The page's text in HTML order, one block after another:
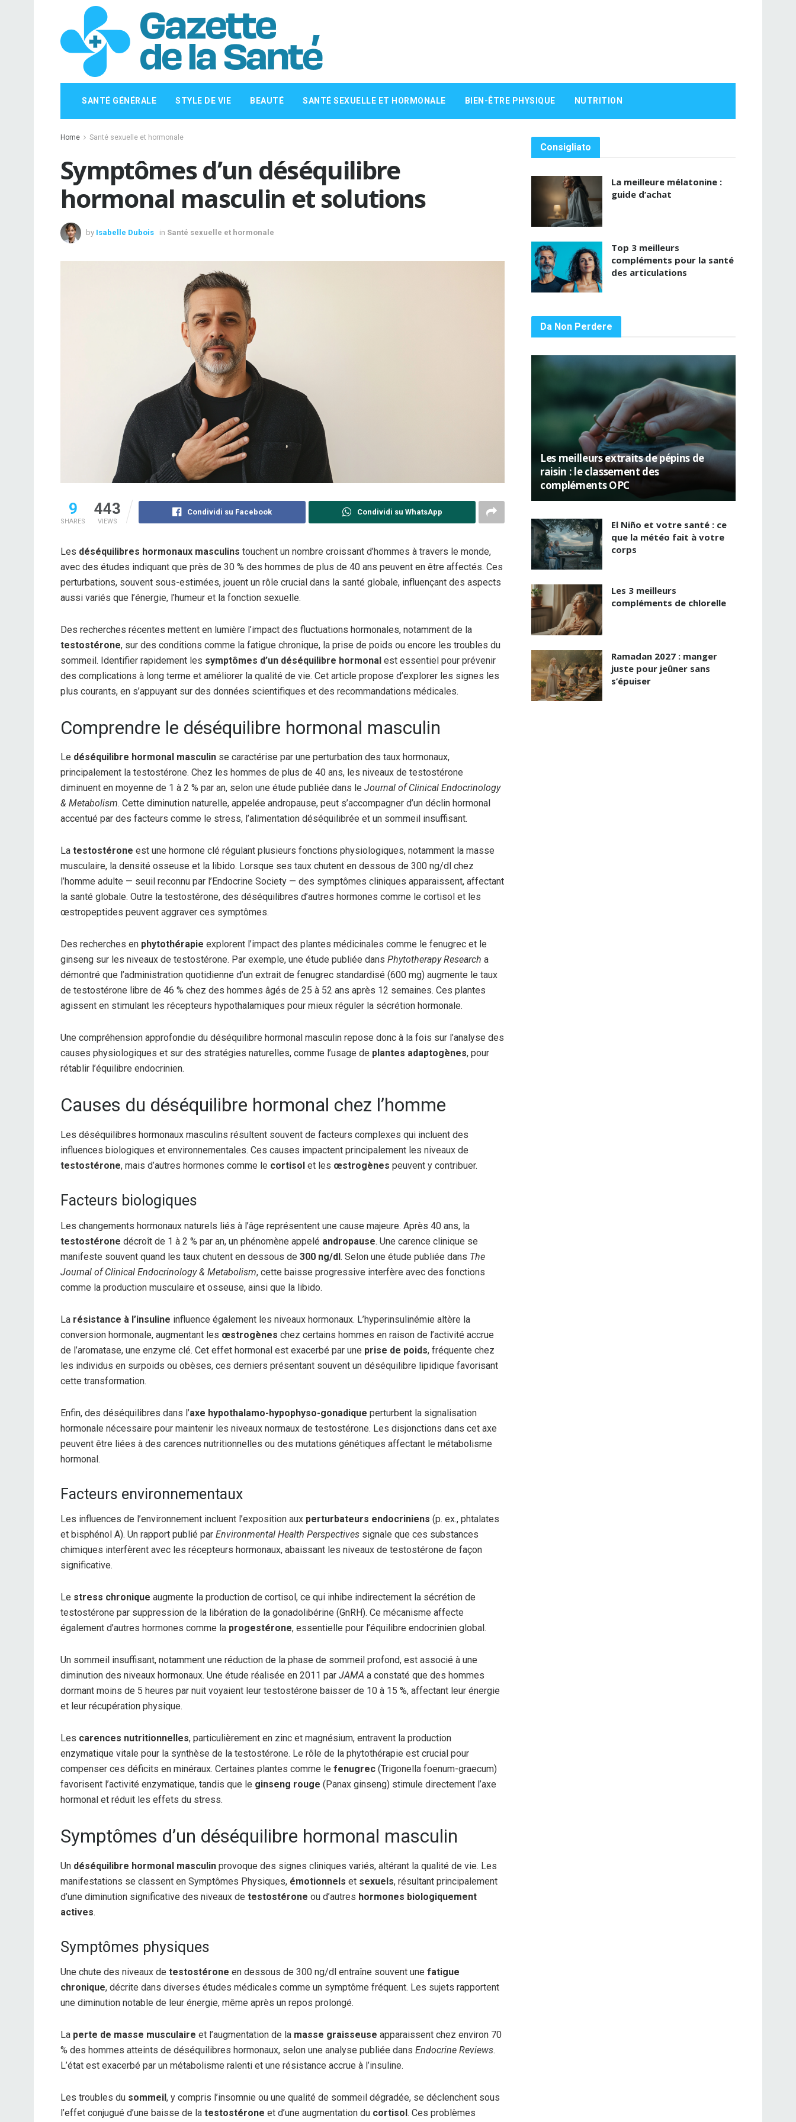
SANTÉ GÉNÉRALE STYLE DE VIE BEAUTÉ SANTÉ SEXUELLE ET HORMONALE BIEN-ÊTRE PHYSIQUE NUTRITION
Home Santé sexuelle et hormonale
Symptômes d’un déséquilibre
hormonal masculin et solutions
by Isabelle Dubois in Santé sexuelle et hormonale
9
SHARES
443
VIEWS
Condividi su Facebook Condividi su WhatsApp
Les déséquilibres hormonaux masculins touchent un nombre croissant d’hommes à travers le monde,
avec des études indiquant que près de 30 % des hommes de plus de 40 ans peuvent en être affectés. Ces
perturbations, souvent sous-estimées, jouent un rôle crucial dans la santé globale, influençant des aspects
aussi variés que l’énergie, l’humeur et la fonction sexuelle.
Des recherches récentes mettent en lumière l’impact des fluctuations hormonales, notamment de la
testostérone, sur des conditions comme la fatigue chronique, la prise de poids ou encore les troubles du
sommeil. Identifier rapidement les symptômes d’un déséquilibre hormonal est essentiel pour prévenir
des complications à long terme et améliorer la qualité de vie. Cet article propose d’explorer les signes les
plus courants, en s’appuyant sur des données scientifiques et des recommandations médicales.
Comprendre le déséquilibre hormonal masculin
Le déséquilibre hormonal masculin se caractérise par une perturbation des taux hormonaux,
principalement la testostérone. Chez les hommes de plus de 40 ans, les niveaux de testostérone
diminuent en moyenne de 1 à 2 % par an, selon une étude publiée dans le Journal of Clinical Endocrinology
& Metabolism. Cette diminution naturelle, appelée andropause, peut s’accompagner d’un déclin hormonal
accentué par des facteurs comme le stress, l’alimentation déséquilibrée et un sommeil insuffisant.
La testostérone est une hormone clé régulant plusieurs fonctions physiologiques, notamment la masse
musculaire, la densité osseuse et la libido. Lorsque ses taux chutent en dessous de 300 ng/dl chez
l’homme adulte — seuil reconnu par l’Endocrine Society — des symptômes cliniques apparaissent, affectant
la santé globale. Outre la testostérone, des déséquilibres d’autres hormones comme le cortisol et les
œstropeptides peuvent aggraver ces symptômes.
Des recherches en phytothérapie explorent l’impact des plantes médicinales comme le fenugrec et le
ginseng sur les niveaux de testostérone. Par exemple, une étude publiée dans Phytotherapy Research a
démontré que l’administration quotidienne d’un extrait de fenugrec standardisé (600 mg) augmente le taux
de testostérone libre de 46 % chez des hommes âgés de 25 à 52 ans après 12 semaines. Ces plantes
agissent en stimulant les récepteurs hypothalamiques pour mieux réguler la sécrétion hormonale.
Une compréhension approfondie du déséquilibre hormonal masculin repose donc à la fois sur l’analyse des
causes physiologiques et sur des stratégies naturelles, comme l’usage de plantes adaptogènes, pour
rétablir l’équilibre endocrinien.
Causes du déséquilibre hormonal chez l’homme
Les déséquilibres hormonaux masculins résultent souvent de facteurs complexes qui incluent des
influences biologiques et environnementales. Ces causes impactent principalement les niveaux de
testostérone, mais d’autres hormones comme le cortisol et les œstrogènes peuvent y contribuer.
Facteurs biologiques
Les changements hormonaux naturels liés à l’âge représentent une cause majeure. Après 40 ans, la
testostérone décroît de 1 à 2 % par an, un phénomène appelé andropause. Une carence clinique se
manifeste souvent quand les taux chutent en dessous de 300 ng/dl. Selon une étude publiée dans The
Journal of Clinical Endocrinology & Metabolism, cette baisse progressive interfère avec des fonctions
comme la production musculaire et osseuse, ainsi que la libido.
La résistance à l’insuline influence également les niveaux hormonaux. L’hyperinsulinémie altère la
conversion hormonale, augmentant les œstrogènes chez certains hommes en raison de l’activité accrue
de l’aromatase, une enzyme clé. Cet effet hormonal est exacerbé par une prise de poids, fréquente chez
les individus en surpoids ou obèses, ces derniers présentant souvent un déséquilibre lipidique favorisant
cette transformation.
Enfin, des déséquilibres dans l’axe hypothalamo-hypophyso-gonadique perturbent la signalisation
hormonale nécessaire pour maintenir les niveaux normaux de testostérone. Les disjonctions dans cet axe
peuvent être liées à des carences nutritionnelles ou des mutations génétiques affectant le métabolisme
hormonal.
Facteurs environnementaux
Les influences de l’environnement incluent l’exposition aux perturbateurs endocriniens (p. ex., phtalates
et bisphénol A). Un rapport publié par Environmental Health Perspectives signale que ces substances
chimiques interfèrent avec les récepteurs hormonaux, abaissant les niveaux de testostérone de façon
significative.
Le stress chronique augmente la production de cortisol, ce qui inhibe indirectement la sécrétion de
testostérone par suppression de la libération de la gonadolibérine (GnRH). Ce mécanisme affecte
également d’autres hormones comme la progestérone, essentielle pour l’équilibre endocrinien global.
Un sommeil insuffisant, notamment une réduction de la phase de sommeil profond, est associé à une
diminution des niveaux hormonaux. Une étude réalisée en 2011 par JAMA a constaté que des hommes
dormant moins de 5 heures par nuit voyaient leur testostérone baisser de 10 à 15 %, affectant leur énergie
et leur récupération physique.
Les carences nutritionnelles, particulièrement en zinc et magnésium, entravent la production
enzymatique vitale pour la synthèse de la testostérone. Le rôle de la phytothérapie est crucial pour
compenser ces déficits en minéraux. Certaines plantes comme le fenugrec (Trigonella foenum-graecum)
favorisent l’activité enzymatique, tandis que le ginseng rouge (Panax ginseng) stimule directement l’axe
hormonal et réduit les effets du stress.
Symptômes d’un déséquilibre hormonal masculin
Un déséquilibre hormonal masculin provoque des signes cliniques variés, altérant la qualité de vie. Les
manifestations se classent en Symptômes Physiques, émotionnels et sexuels, résultant principalement
d’une diminution significative des niveaux de testostérone ou d’autres hormones biologiquement
actives.
Symptômes physiques
Une chute des niveaux de testostérone en dessous de 300 ng/dl entraîne souvent une fatigue
chronique, décrite dans diverses études médicales comme un symptôme fréquent. Les sujets rapportent
une diminution notable de leur énergie, même après un repos prolongé.
La perte de masse musculaire et l’augmentation de la masse graisseuse apparaissent chez environ 70
% des hommes atteints de déséquilibres hormonaux, selon une analyse publiée dans Endocrine Reviews.
L’état est exacerbé par un métabolisme ralenti et une résistance accrue à l’insuline.
Les troubles du sommeil, y compris l’insomnie ou une qualité de sommeil dégradée, se déclenchent sous
l’effet conjugué d’une baisse de la testostérone et d’une augmentation du cortisol. Ces problèmes
Consigliato
La meilleure mélatonine :
guide d’achat
Top 3 meilleurs
compléments pour la santé
des articulations
Da Non Perdere
Les meilleurs extraits de pépins de
raisin : le classement des
compléments OPC
El Niño et votre santé : ce
que la météo fait à votre
corps
Les 3 meilleurs
compléments de chlorelle
Ramadan 2027 : manger
juste pour jeûner sans
s’épuiser